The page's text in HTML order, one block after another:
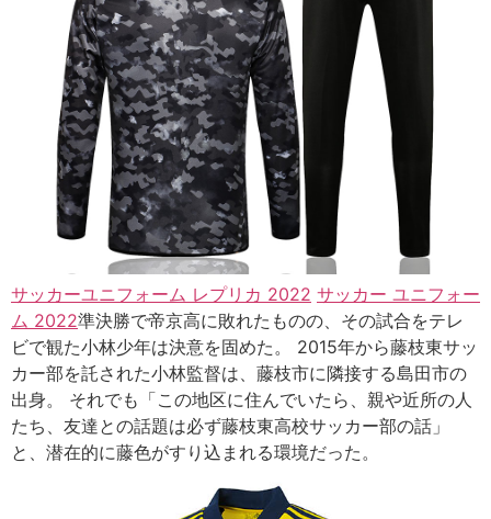
サッカーユニフォーム レプリカ 2022 サッカー ユニフォー
ム 2022準決勝で帝京高に敗れたものの、その試合をテレ
ビで観た小林少年は決意を固めた。 2015年から藤枝東サッ
カー部を託された小林監督は、藤枝市に隣接する島田市の
出身。 それでも「この地区に住んでいたら、親や近所の人
たち、友達との話題は必ず藤枝東高校サッカー部の話」
と、潜在的に藤色がすり込まれる環境だった。